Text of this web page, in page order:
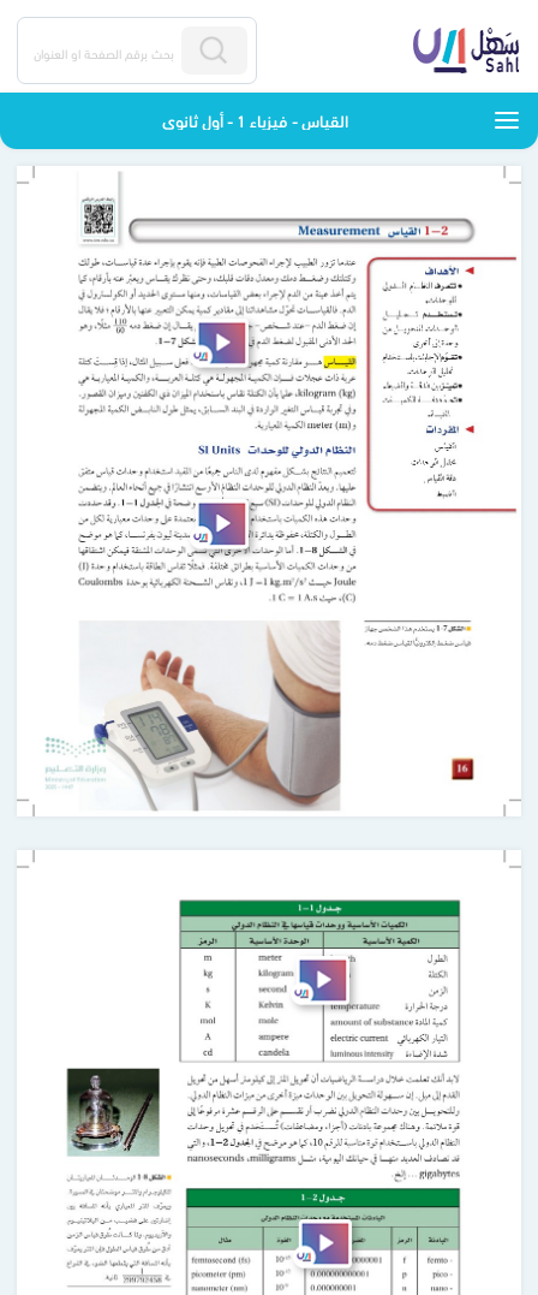
القياس - فيزياء 1 - أول ثانوي